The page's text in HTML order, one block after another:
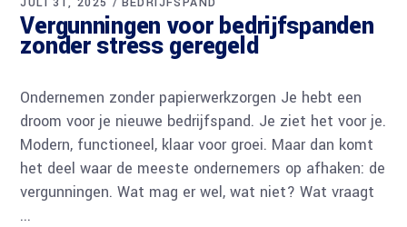
Vergunningen voor bedrijfspanden
zonder stress geregeld
Ondernemen zonder papierwerkzorgen Je hebt een
droom voor je nieuwe bedrijfspand. Je ziet het voor je.
Modern, functioneel, klaar voor groei. Maar dan komt
het deel waar de meeste ondernemers op afhaken: de
vergunningen. Wat mag er wel, wat niet? Wat vraagt